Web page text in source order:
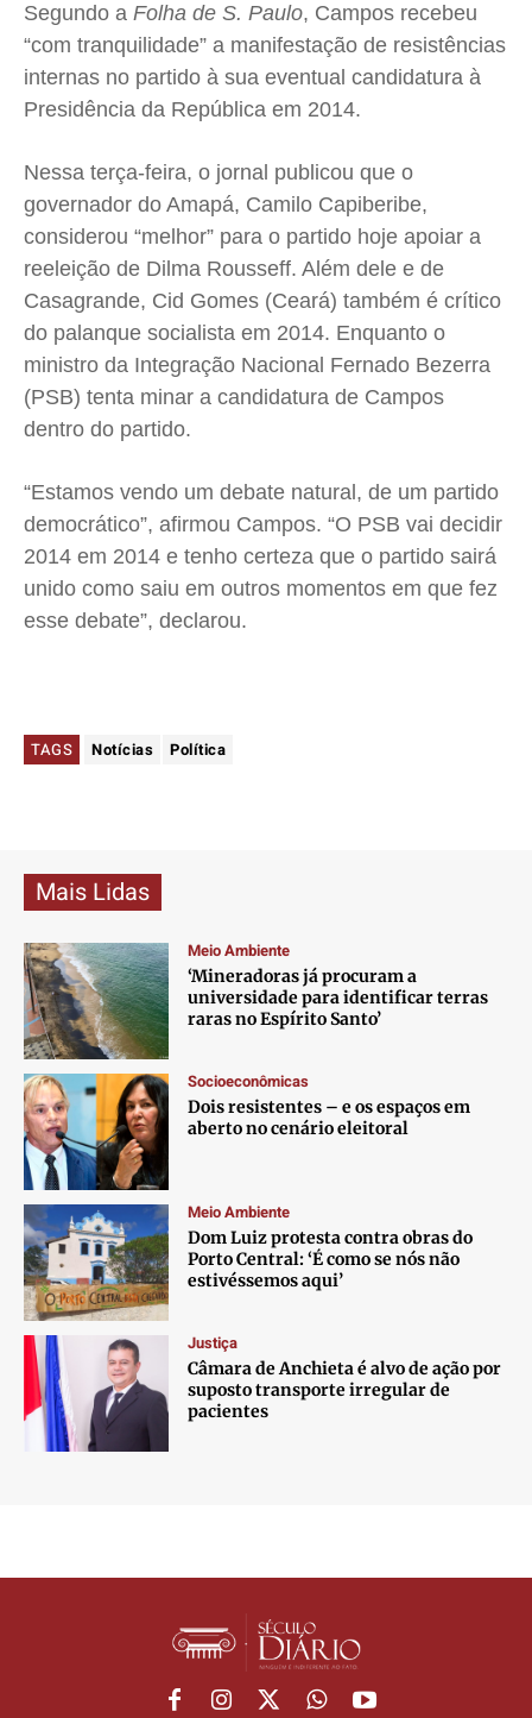
Segundo a Folha de S. Paulo, Campos recebeu
“com tranquilidade” a manifestação de resistências
internas no partido à sua eventual candidatura à
Presidência da República em 2014.
Nessa terça-feira, o jornal publicou que o
governador do Amapá, Camilo Capiberibe,
considerou “melhor” para o partido hoje apoiar a
reeleição de Dilma Rousseff. Além dele e de
Casagrande, Cid Gomes (Ceará) também é crítico
do palanque socialista em 2014. Enquanto o
ministro da Integração Nacional Fernado Bezerra
(PSB) tenta minar a candidatura de Campos
dentro do partido.
“Estamos vendo um debate natural, de um partido
democrático”, afirmou Campos. “O PSB vai decidir
2014 em 2014 e tenho certeza que o partido sairá
unido como saiu em outros momentos em que fez
esse debate”, declarou.
TAGS Notícias Política
Mais Lidas
Meio Ambiente
‘Mineradoras já procuram a
universidade para identificar terras
raras no Espírito Santo’
Socioeconômicas
Dois resistentes – e os espaços em
aberto no cenário eleitoral
Meio Ambiente
Dom Luiz protesta contra obras do
Porto Central: ‘É como se nós não
estivéssemos aqui’
Justiça
Câmara de Anchieta é alvo de ação por
suposto transporte irregular de
pacientes